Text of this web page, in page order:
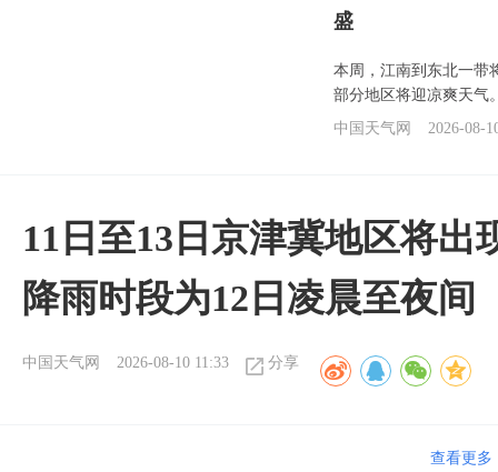
盛
本周，江南到东北一带
部分地区将迎凉爽天气
中国天气网
2026-08-
11日至13日京津冀地区将出
降雨时段为12日凌晨至夜间
中国天气网 2026-08-10 11:33 分享
查看更多